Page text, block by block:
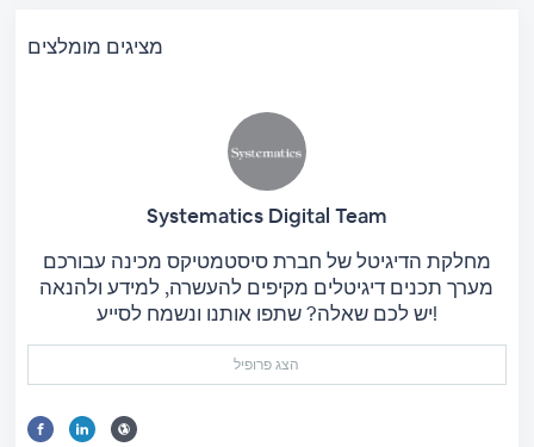
מציגים מומלצים
Systematics Digital Team
מחלקת הדיגיטל של חברת סיסטמטיקס מכינה עבורכם
מערך תכנים דיגיטלים מקיפים להעשרה, למידע ולהנאה
יש לכם שאלה? שתפו אותנו ונשמח לסייע!
הצג פרופיל